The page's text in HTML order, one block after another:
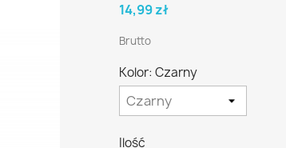
14,99 zł
Brutto
Kolor: Czarny
Ilość